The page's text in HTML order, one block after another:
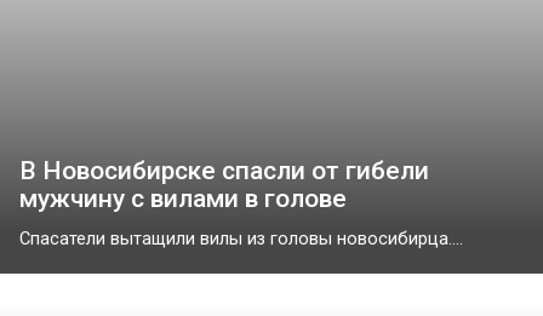
В Новосибирске спасли от гибели
мужчину с вилами в голове
Спасатели вытащили вилы из головы новосибирца....